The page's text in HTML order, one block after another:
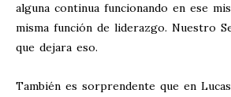
alguna continua funcionando en ese
misma función de liderazgo. Nuestro
que dejara eso.
También es sorprendente que en